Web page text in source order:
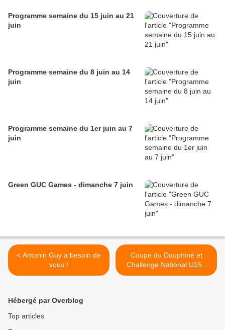
Programme semaine du 15 juin au 21
juin
Programme semaine du 8 juin au 14
juin
Programme semaine du 1er juin au 7
juin
Green GUC Games - dimanche 7 juin
< Antonin Guy a besoin de
vous !
Coupe du Dauphiné et
Challenge National U15 -
Appel à bénévoles ! >
Hébergé par Overblog
Top articles